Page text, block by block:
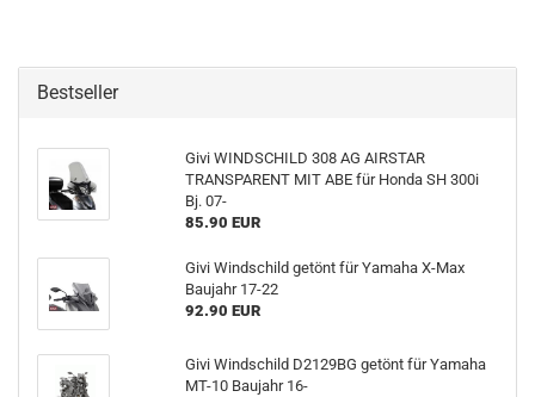
Bestseller
Givi WINDSCHILD 308 AG AIRSTAR
TRANSPARENT MIT ABE für Honda SH 300i
Bj. 07-
85.90 EUR
Givi Windschild getönt für Yamaha X-Max
Baujahr 17-22
92.90 EUR
Givi Windschild D2129BG getönt für Yamaha
MT-10 Baujahr 16-